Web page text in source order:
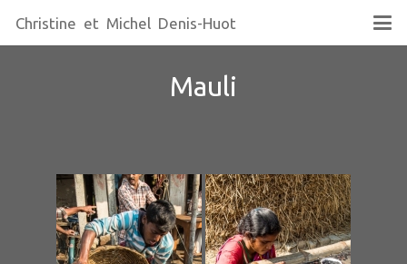
Christine et Michel Denis-Huot
Mauli